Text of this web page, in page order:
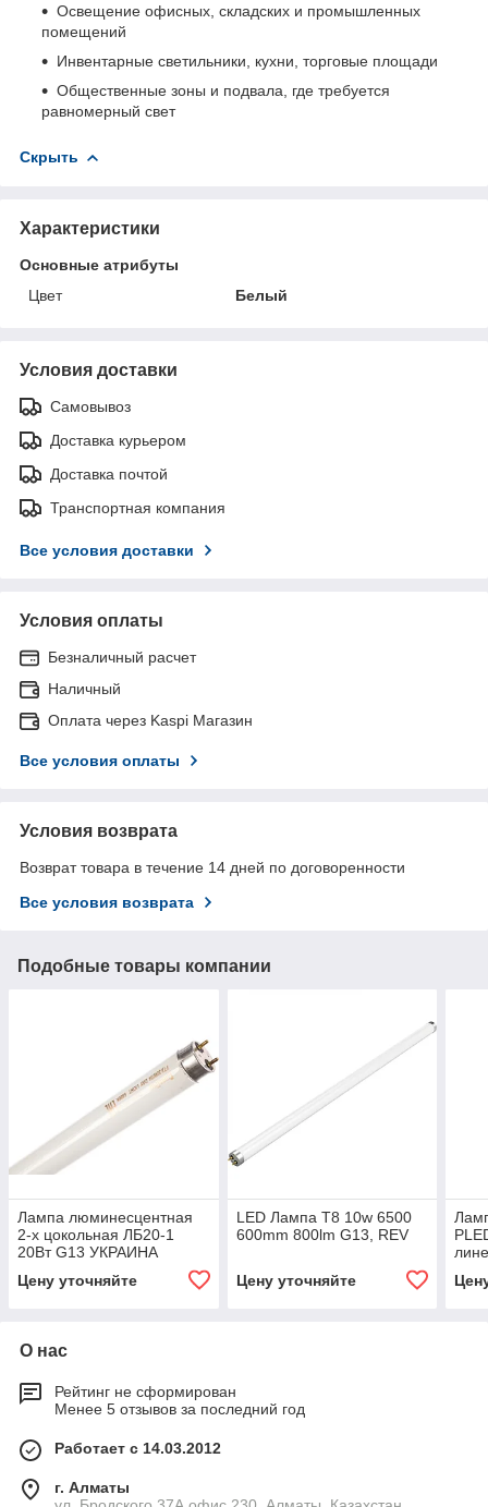
Освещение офисных, складских и промышленных
помещений
Инвентарные светильники, кухни, торговые площади
Общественные зоны и подвала, где требуется
равномерный свет
Скрыть
Характеристики
Основные атрибуты
Цвет
Белый
Условия доставки
Самовывоз
Доставка курьером
Доставка почтой
Транспортная компания
Все условия доставки
Условия оплаты
Безналичный расчет
Наличный
Оплата через Kaspi Магазин
Все условия оплаты
Условия возврата
Возврат товара в течение 14 дней по договоренности
Все условия возврата
Подобные товары компании
Лампа люминесцентная
2-х цокольная ЛБ20-1
20Вт G13 УКРАИНА
Цену уточняйте
LED Лампа Т8 10w 6500
600mm 800lm G13, REV
Цену уточняйте
О нас
Рейтинг не сформирован
Менее 5 отзывов за последний год
Работает с 14.03.2012
г. Алматы